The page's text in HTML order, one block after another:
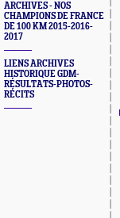
ARCHIVES - NOS
CHAMPIONS DE FRANCE
DE 100 KM 2015-2016-
2017
LIENS ARCHIVES
HISTORIQUE GDM-
RÉSULTATS-PHOTOS-
RÉCITS